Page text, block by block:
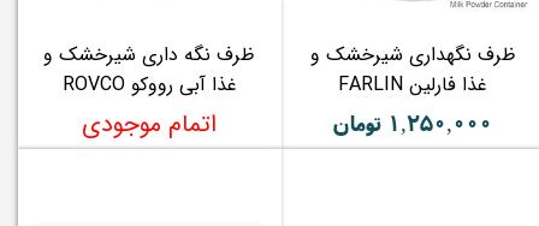
ظرف نگهداری شیرخشک و
غذا فارلین FARLIN
۱,۲۵۰,۰۰۰ تومان
ظرف نگه داری شیرخشک و
غذا آبی رووکو ROVCO
اتمام موجودی